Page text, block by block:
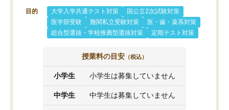
目的 大学入学共通テスト対策
国公立2次試験対策
医学部受験
難関私立受験対策
医・歯・薬系対策
総合型選抜・学校推薦型選抜対策
定期テスト対策
授業料の目安 （税込）
小学生 小学生は募集していません
中学生 中学生は募集していません